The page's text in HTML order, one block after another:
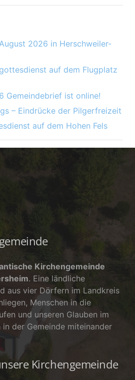
2026 in Herschweiler-
auf dem Flugplatz
Gemeindebrief ist online!
– Eindrücke der Pilgerfreizeit
auf dem Hohen Fels
Kirchengemeinde
. Eine ländliche
aus vier Dörfern im Landkreis
Menschen in die
und unseren Glauben im
in der Gemeinde miteinander
Kirchengemeinde